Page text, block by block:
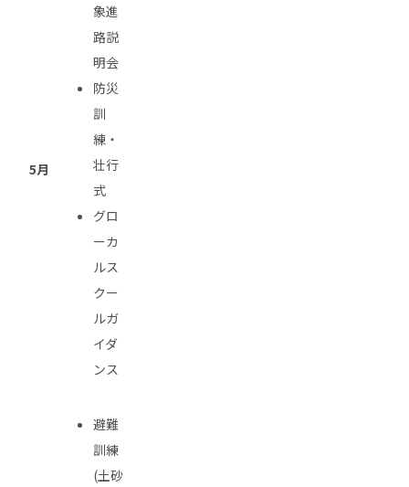
5月
象進
路説
明会
防災
訓
練・
壮行
式
グロ
ーカ
ルス
クー
ルガ
イダ
ンス
避難
訓練
(土砂